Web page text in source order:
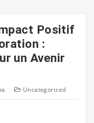
Positif
:
un Avenir
Uncategorized